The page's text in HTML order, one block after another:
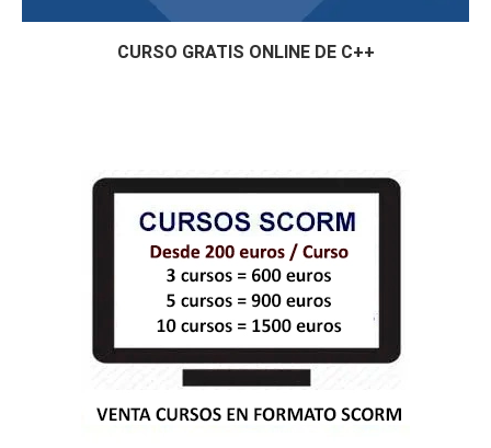
CURSO GRATIS ONLINE DE C++